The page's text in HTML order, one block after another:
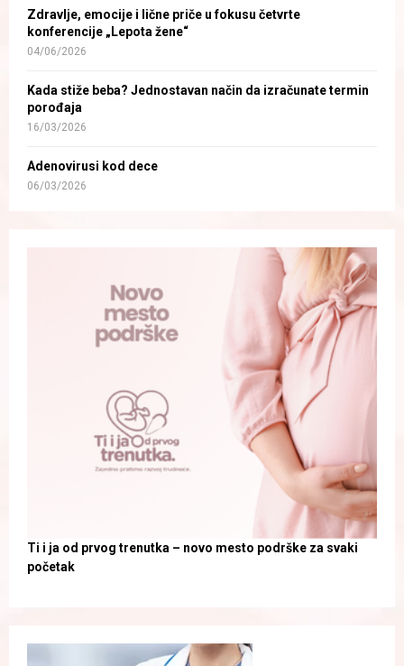
Zdravlje, emocije i lične priče u fokusu četvrte
konferencije „Lepota žene“
04/06/2026
Kada stiže beba? Jednostavan način da izračunate termin
porođaja
16/03/2026
Adenovirusi kod dece
06/03/2026
Ti i ja od prvog trenutka – novo mesto podrške za svaki
početak